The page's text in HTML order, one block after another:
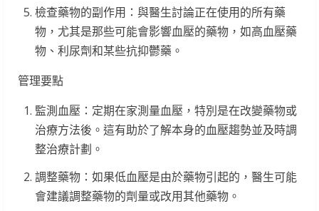
檢查藥物的副作用：與醫生討論正在使用的所有藥
物，尤其是那些可能會影響血壓的藥物，如高血壓藥
物、利尿劑和某些抗抑鬱藥。
管理要點
監測血壓：定期在家測量血壓，特別是在改變藥物或
治療方法後。這有助於了解本身的血壓趨勢並及時調
整治療計劃。
調整藥物：如果低血壓是由於藥物引起的，醫生可能
會建議調整藥物的劑量或改用其他藥物。